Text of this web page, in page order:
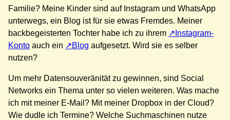
Familie? Meine Kinder sind auf Instagram und WhatsApp
unterwegs, ein Blog ist für sie etwas Fremdes. Meiner
backbegeisterten Tochter habe ich zu ihrem
Instagram-
Konto auch ein Blog aufgesetzt. Wird sie es selber
nutzen?
Um mehr Datensouveränität zu gewinnen, sind Social
Networks ein Thema unter so vielen weiteren. Was mache
ich mit meiner E-Mail? Mit meiner Dropbox in der Cloud?
Wie dudle ich Termine? Welche Suchmaschinen nutze